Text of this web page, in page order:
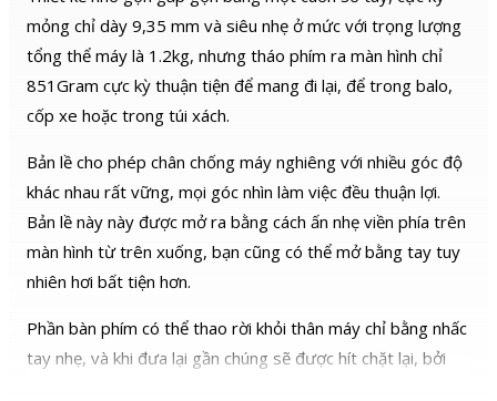
mỏng chỉ dày 9,35 mm và siêu nhẹ ở mức với trọng lượng
tổng thể máy là 1.2kg, nhưng tháo phím ra màn hình chỉ
851Gram cực kỳ thuận tiện để mang đi lại, để trong balo,
cốp xe hoặc trong túi xách.
Bản lề cho phép chân chống máy nghiêng với nhiều góc độ
khác nhau rất vững, mọi góc nhìn làm việc đều thuận lợi.
Bản lề này này được mở ra bằng cách ấn nhẹ viền phía trên
màn hình từ trên xuống, bạn cũng có thể mở bằng tay tuy
nhiên hơi bất tiện hơn.
Phần bàn phím có thể thao rời khỏi thân máy chỉ bằng nhấc
tay nhẹ, và khi đưa lại gần chúng sẽ được hít chặt lại, bởi